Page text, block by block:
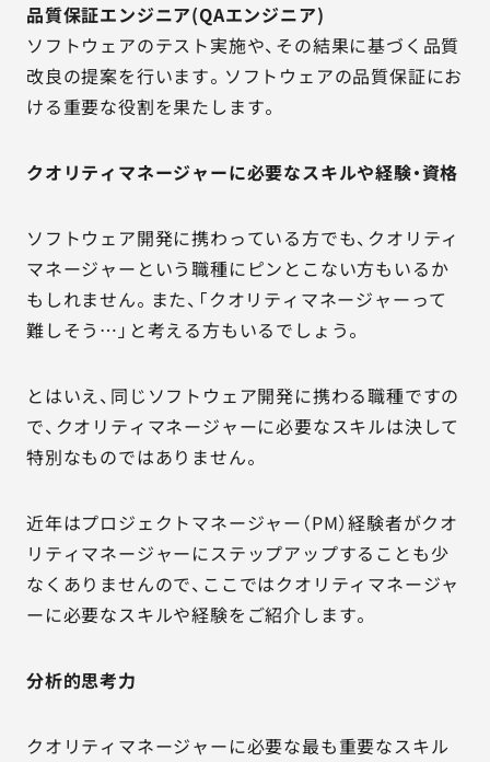
品質保証エンジニア(QAエンジニア)
ソフトウェアのテスト実施や、その結果に基づく品質
改良の提案を行います。ソフトウェアの品質保証にお
ける重要な役割を果たします。
クオリティマネージャーに必要なスキルや経験・資格
ソフトウェア開発に携わっている方でも、クオリティ
マネージャーという職種にピンとこない方もいるか
もしれません。また、「クオリティマネージャーって
難しそう…」と考える方もいるでしょう。
とはいえ、同じソフトウェア開発に携わる職種ですの
で、クオリティマネージャーに必要なスキルは決して
特別なものではありません。
近年はプロジェクトマネージャー（PM）経験者がクオ
リティマネージャーにステップアップすることも少
なくありませんので、ここではクオリティマネージャ
ーに必要なスキルや経験をご紹介します。
分析的思考力
クオリティマネージャーに必要な最も重要なスキル